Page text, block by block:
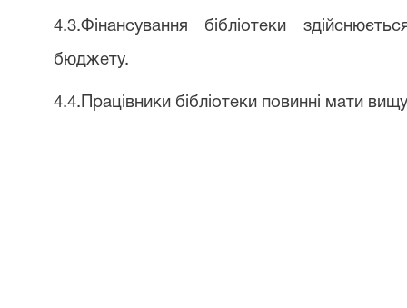
4.3.Фінансування бібліотеки
бюджету.
4.4.Працівники бібліотеки повинні мати вищу